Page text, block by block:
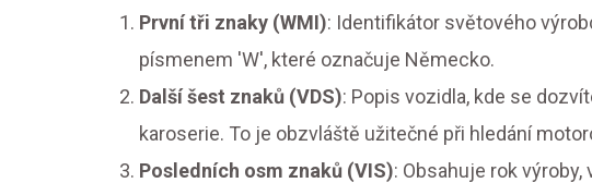
První tři znaky (WMI): Identifikátor světového
písmenem 'W', které označuje Německo.
Další šest znaků (VDS): Popis vozidla, kde se
karoserie. To je obzvláště užitečné při hledání
Posledních osm znaků (VIS): Obsahuje rok